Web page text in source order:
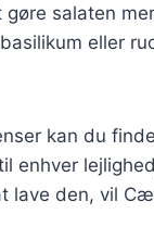
gøre salaten
eller
kan du
enhver
lave den, vil